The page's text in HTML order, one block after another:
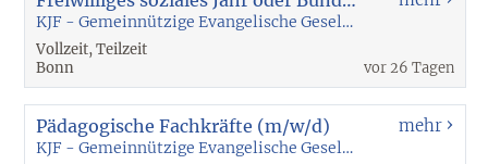
KJF - Gemeinnützige Evangelische Gesellschaft für Kind, Jugend und Familie mbH
Vollzeit, Teilzeit
Bonn
vor 26 Tagen
Pädagogische Fachkräfte (m/w/d)
KJF - Gemeinnützige Evangelische Gesellschaft für Kind, Jugend und Familie mbH
mehr